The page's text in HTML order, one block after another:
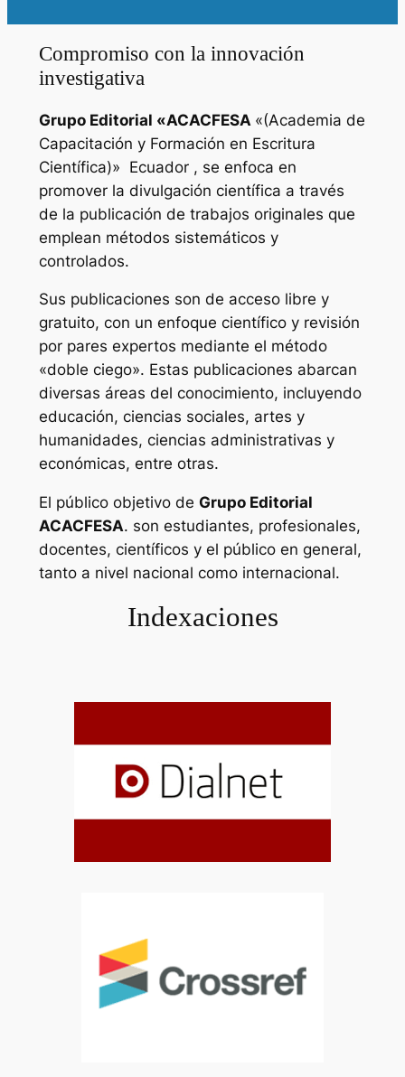
Compromiso con la innovación
investigativa
Grupo Editorial «ACACFESA «(Academia de
Capacitación y Formación en Escritura
Científica)» Ecuador , se enfoca en
promover la divulgación científica a través
de la publicación de trabajos originales que
emplean métodos sistemáticos y
controlados.
Sus publicaciones son de acceso libre y
gratuito, con un enfoque científico y revisión
por pares expertos mediante el método
«doble ciego». Estas publicaciones abarcan
diversas áreas del conocimiento, incluyendo
educación, ciencias sociales, artes y
humanidades, ciencias administrativas y
económicas, entre otras.
El público objetivo de Grupo Editorial
ACACFESA. son estudiantes, profesionales,
docentes, científicos y el público en general,
tanto a nivel nacional como internacional.
Indexaciones